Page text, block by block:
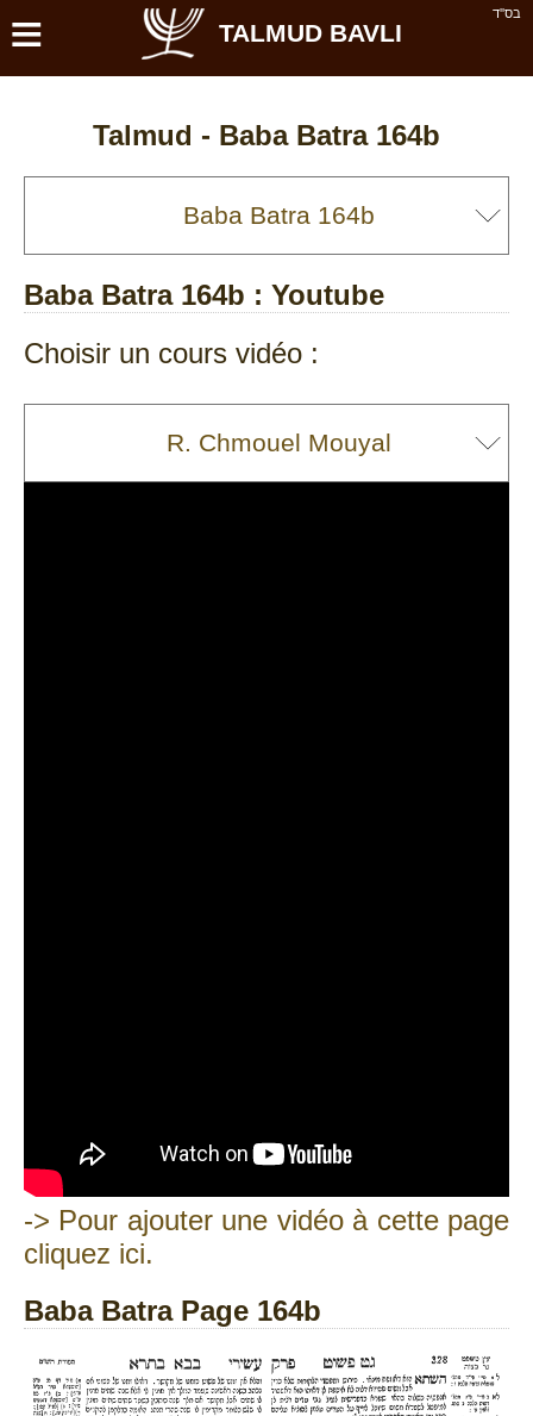
בס''ד ≡ TALMUD BAVLI
Talmud - Baba Batra 164b
Baba Batra 164b : Youtube
Choisir un cours vidéo :
-> Pour ajouter une vidéo à cette page
cliquez ici.
Baba Batra Page 164b